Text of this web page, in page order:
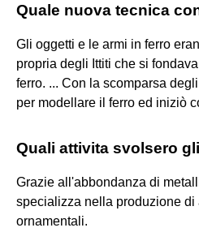
Quale nuova tecnica
Gli oggetti e le armi in ferro
propria degli Ittiti che si
ferro. ... Con la scomparsa
per modellare il ferro ed iniziò
Quali attivita svolsero
Grazie all'abbondanza di
specializza nella produzione di
ornamentali.